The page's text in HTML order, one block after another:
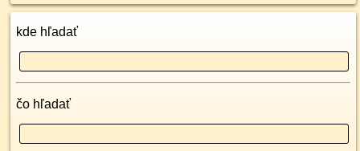
kde hľadať
čo hľadať